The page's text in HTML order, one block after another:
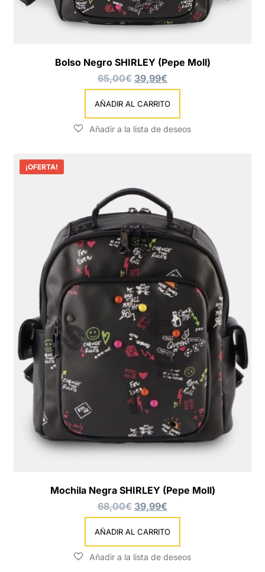
Bolso Negro SHIRLEY (Pepe Moll)
65,00€ 39,99€
AÑADIR AL CARRITO
¡OFERTA!
Mochila Negra SHIRLEY (Pepe Moll)
68,00€ 39,99€
AÑADIR AL CARRITO